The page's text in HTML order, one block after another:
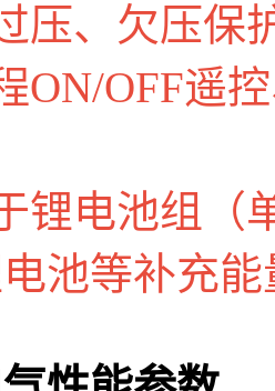
压、欠压保
ON/OFF遥
锂电池组（
池等补充